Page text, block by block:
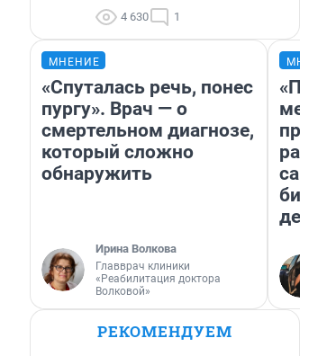
4 630 1
МНЕНИЕ
«Спуталась речь, понес
пургу». Врач — о
смертельном диагнозе,
который сложно
обнаружить
Ирина Волкова
Главврач клиники
«Реабилитация доктора
Волковой»
РЕКОМЕНДУЕМ